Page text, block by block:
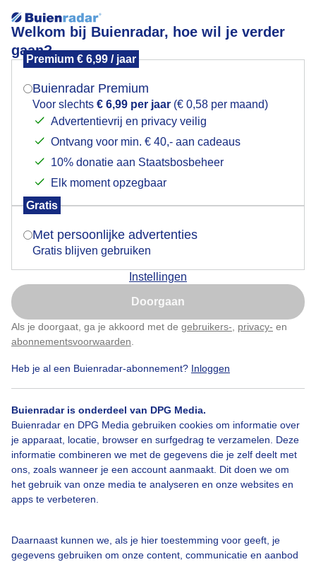
Welkom bij Buienradar, hoe wil je verder
gaan?
Premium € 6,99 / jaar
Buienradar Premium
Voor slechts € 6,99 per jaar (€ 0,58 per maand)
Advertentievrij en privacy veilig
Ontvang voor min. € 40,- aan cadeaus
10% donatie aan Staatsbosbeheer
Elk moment opzegbaar
Gratis
Met persoonlijke advertenties
Gratis blijven gebruiken
Instellingen
Doorgaan
Als je doorgaat, ga je akkoord met de gebruikers- privacy- en
abonnementsvoorwaarden
Heb je al een Buienradar-abonnement? Inloggen
Buienradar is onderdeel van DPG Media.
Buienradar en DPG Media gebruiken cookies om informatie over
je apparaat, locatie, browser en surfgedrag te verzamelen. Deze
informatie combineren we met de gegevens die je zelf deelt met
ons, zoals wanneer je een account aanmaakt. Dit doen we om
het gebruik van onze media te analyseren en onze websites en
apps te verbeteren.
Daarnaast kunnen we, als je hier toestemming voor geeft, je
gegevens gebruiken om onze content, communicatie en aanbod
Sluierbewolking en zon
Sluierbewolking en zon
1
Lente Zon Wolken
Mogen we je locatie gebruiken voor het
Indien je hier nog geen akkoord op hebt gegeven,
verschijnt er zo een pop-up uit je browser waarin
Is goed, toon de popup
Nu niet, misschien later
Klik hierom dit aan te passen